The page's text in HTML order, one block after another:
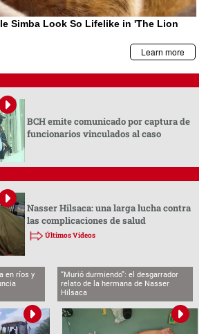
BCH emite comunicado por captura de
funcionarios vinculados al caso
Nasser Hilsaca: una larga lucha contra
las complicaciones de salud
Últimos Videos
en ríos y
“Murió durmiendo”: el desgarrador
relato de la hermana de Nasser
Hilsaca